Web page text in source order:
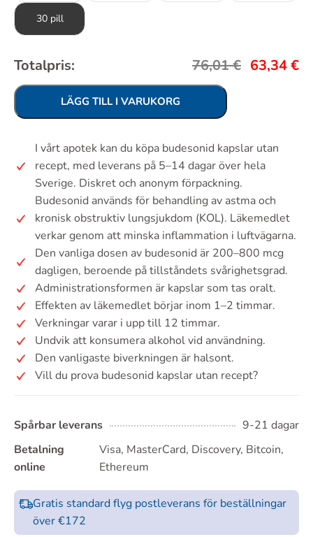
30 pill
Totalpris: 76,01€ 63,34€
LÄGG TILL I VARUKORG
I vårt apotek kan du köpa budesonid kapslar utan
recept, med leverans på 5–14 dagar över hela
Sverige. Diskret och anonym förpackning.
Budesonid används för behandling av astma och
kronisk obstruktiv lungsjukdom (KOL). Läkemedlet
verkar genom att minska inflammation i luftvägarna.
Den vanliga dosen av budesonid är 200–800 mcg
dagligen, beroende på tillståndets svårighetsgrad.
Administrationsformen är kapslar som tas oralt.
Effekten av läkemedlet börjar inom 1–2 timmar.
Verkningar varar i upp till 12 timmar.
Undvik att konsumera alkohol vid användning.
Den vanligaste biverkningen är halsont.
Vill du prova budesonid kapslar utan recept?
Spårbar leverans
9-21 dagar
Betalning
online
Visa, MasterCard, Discovery, Bitcoin,
Ethereum
Gratis standard flyg postleverans för beställningar
över €172